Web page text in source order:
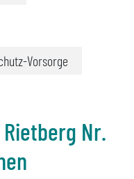
Vorsorge
Nr.